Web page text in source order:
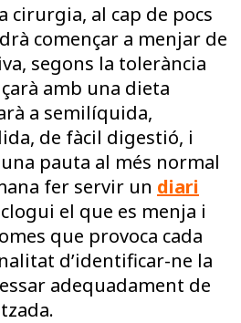
cirurgia, al cap de pocs
començar a menjar de
segons la tolerància
amb una dieta
a semilíquida,
de fàcil digestió, i
pauta al més normal
fer servir un diari
el que es menja i
que provoca cada
d’identificar-ne la
adequadament de